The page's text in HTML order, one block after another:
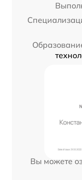
Вы можете